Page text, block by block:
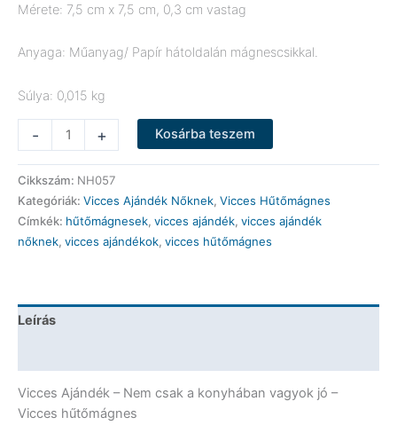
Mérete: 7,5 cm x 7,5 cm, 0,3 cm vastag
Anyaga: Műanyag/ Papír hátoldalán mágnescsikkal.
Súlya: 0,015 kg
-
Hűtőmágnes
-
Nem
csak
a
konyhában
-
mennyiség
+ Kosárba teszem
Cikkszám: NH057
Kategóriák: Vicces Ajándék Nőknek, Vicces Hűtőmágnes
Címkék: hűtőmágnesek, vicces ajándék, vicces ajándék
nőknek, vicces ajándékok, vicces hűtőmágnes
Leírás
Vicces Ajándék – Nem csak a konyhában vagyok jó –
Vicces hűtőmágnes